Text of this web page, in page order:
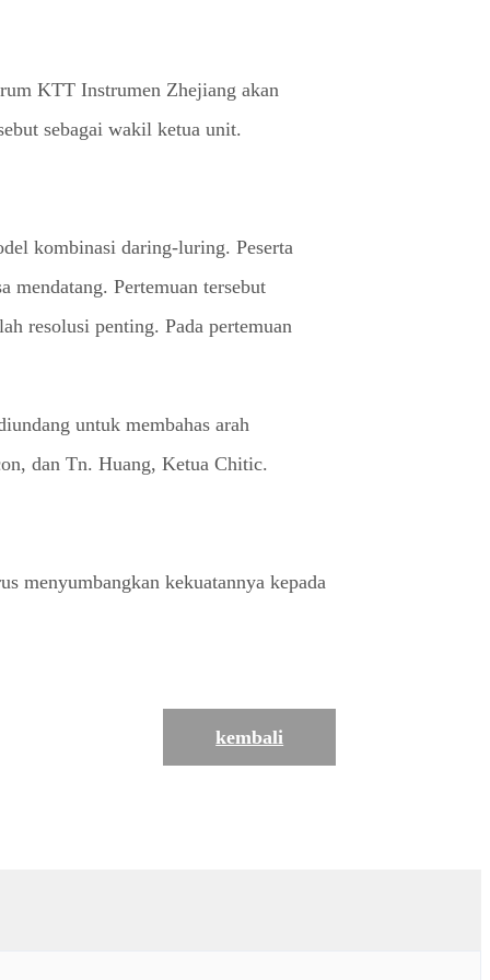
KTT Instrumen Zhejiang akan
sebagai wakil ketua unit.
kombinasi daring-luring. Peserta
mendatang. Pertemuan tersebut
resolusi penting. Pada pertemuan
untuk membahas arah
dan Tn. Huang, Ketua Chitic.
menyumbangkan kekuatannya kepada
kembali